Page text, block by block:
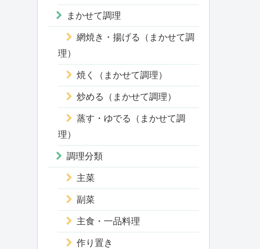
まかせて調理
網焼き・揚げる（まかせて調
理）
焼く（まかせて調理）
炒める（まかせて調理）
蒸す・ゆでる（まかせて調
理）
調理分類
主菜
副菜
主食・一品料理
作り置き